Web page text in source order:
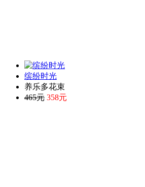
缤纷时光
养乐多花束
465元 358元